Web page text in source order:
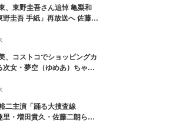
、東野圭吾さん追悼 亀梨和
野圭吾 手紙」再放送へ 佐藤隆
、コストコでショッピングカ
次女・夢空（ゆめあ）ちゃん
感じる」の声
二主演「踊る大捜査線
里・増田貴久・佐藤二朗ら新